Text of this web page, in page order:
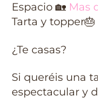
Espacio 🏡 Mas
Tarta y topper🎂
¿Te casas?
Si queréis una
espectacular y